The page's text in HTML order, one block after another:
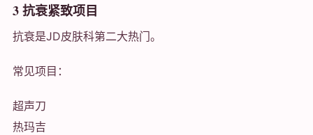
3 抗衰紧致项目
抗衰是JD皮肤科第二大热门。
常见项目：
超声刀
热玛吉